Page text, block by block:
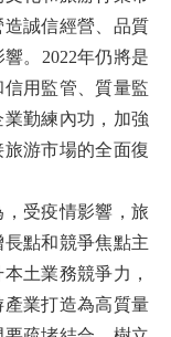
誠信經營、品質
。2022年仍將是
用監管、質量監
勤練內功，加強
游市場的全面復
受疫情影響，旅
點和競爭焦點主
土業務競爭力，
業打造為高質量